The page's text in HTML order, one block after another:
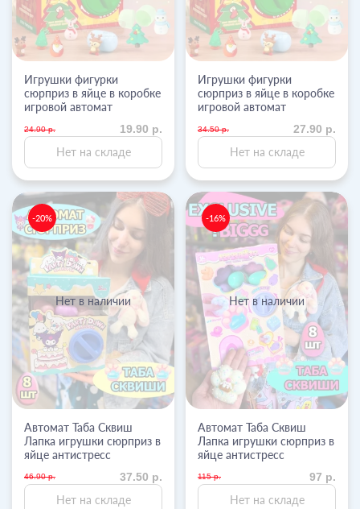
Игрушки фигурки
сюрприз в яйце в коробке
игровой автомат
24.90 р. 19.90 р.
Нет на складе
Игрушки фигурки
сюрприз в яйце в коробке
игровой автомат
34.50 р. 27.90 р.
Нет на складе
Нет в наличии
-20%
Автомат Таба Сквиш
Лапка игрушки сюрприз в
яйце антистресс
46.90 р. 37.50 р.
Нет на складе
Нет в наличии
-16%
Автомат Таба Сквиш
Лапка игрушки сюрприз в
яйце антистресс
115 р. 97 р.
Нет на складе